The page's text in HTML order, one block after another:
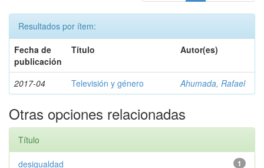
Resultados por ítem:
Fecha de
publicación
Título Autor(es)
2017-04 Televisión y género Ahumada, Rafael
Otras opciones relacionadas
Título
1
desigualdad